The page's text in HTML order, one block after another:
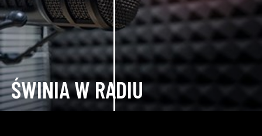
ŚWINIA W RADIU